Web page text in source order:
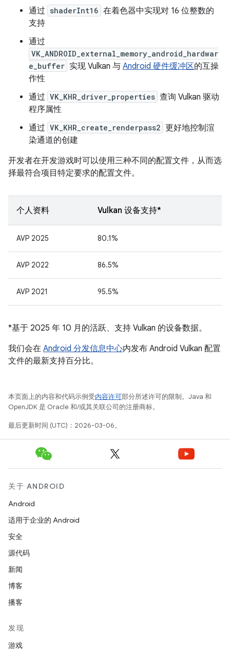
通过 shaderInt16 在着色器中实现对 16 位整数的
支持
通过
VK_ANDROID_external_memory_android_hardwar
e_buffer 实现 Vulkan 与 Android 硬件缓冲区的互操
作性
通过 VK_KHR_driver_properties 查询 Vulkan 驱动
程序属性
通过 VK_KHR_create_renderpass2 更好地控制渲
染通道的创建
开发者在开发游戏时可以使用三种不同的配置文件，从而选
择最符合项目特定要求的配置文件。
个人资料 Vulkan 设备支持*
AVP 2025 80.1%
AVP 2022 86.5%
AVP 2021 95.5%
*基于 2025 年 10 月的活跃、支持 Vulkan 的设备数据。
我们会在 Android 分发信息中心内发布 Android Vulkan 配置
文件的最新支持百分比。
本页面上的内容和代码示例受内容许可部分所述许可的限制。Java 和
OpenJDK 是 Oracle 和/或其关联公司的注册商标。
最后更新时间 (UTC)：2026-03-06。
关于 ANDROID
Android
适用于企业的 Android
安全
源代码
新闻
博客
播客
发现
游戏